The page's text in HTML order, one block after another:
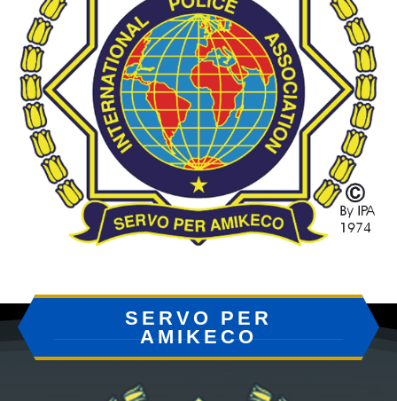
SERVO PER
AMIKECO